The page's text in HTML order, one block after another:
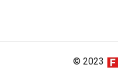
© 2023